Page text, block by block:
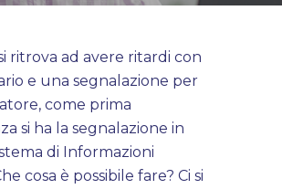
ritrova ad avere ritardi con
e una segnalazione per
come prima
si ha la segnalazione in
di Informazioni
cosa è possibile fare? Ci si